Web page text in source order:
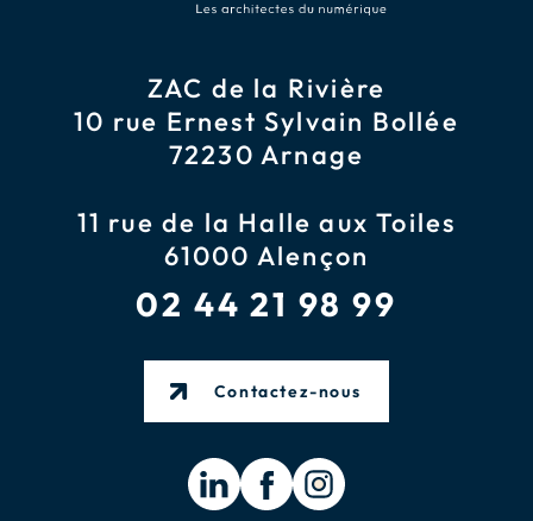
ZAC de la Rivière
10 rue Ernest Sylvain Bollée
72230 Arnage
11 rue de la Halle aux Toiles
61000 Alençon
02 44 21 98 99
Contactez-nous